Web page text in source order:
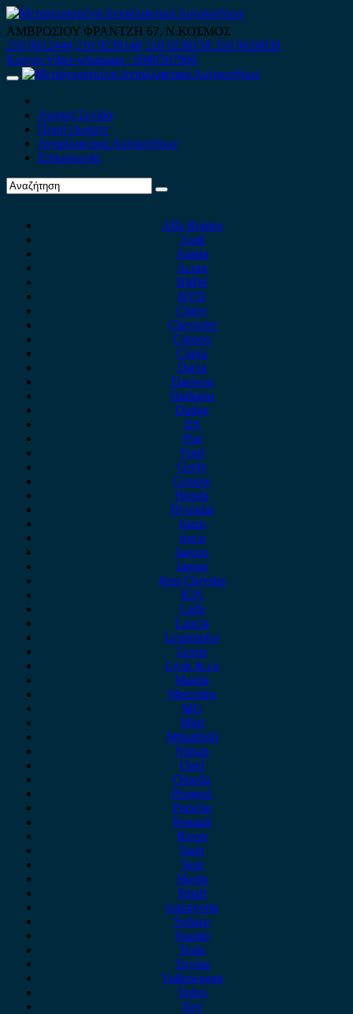
Skip
to
content
ΑΜΒΡΟΣΙΟΥ ΦΡΑΝΤΖΗ 67, Ν.ΚΟΣΜΟΣ
210 9012444 210 9239148 210 9238158 210 9026839
Κινητό-Viber-whatsapp : 6980507900
Primary
Αρχική Σελίδα
Ποιοί είμαστε
Ανταλλακτικά Αυτοκινήτων
Επικοινωνία
Alfa Romeo
Audi
Austin
Acura
BMW
BYD
Chery
Chevrolet
Citroen
Cupra
Dacia
Daewoo
Daihatsu
Dodge
DS
Fiat
Ford
Geely
Gonow
Honda
Hyundai
Isuzu
iveco
Jaecoo
Jaguar
Jeep Chrysler
KIA
Lada
Lancia
Leapmotor
Lexus
Lynk & co
Mazda
Mercedes
MG
Mini
Mitsubishi
Nissan
Opel
Omoda
Peugeot
Porsche
Renault
Rover
Saab
Seat
Skoda
Smart
ssangyong
Subaru
Suzuki
Tesla
Toyota
Volkswagen
Volvo
Xev